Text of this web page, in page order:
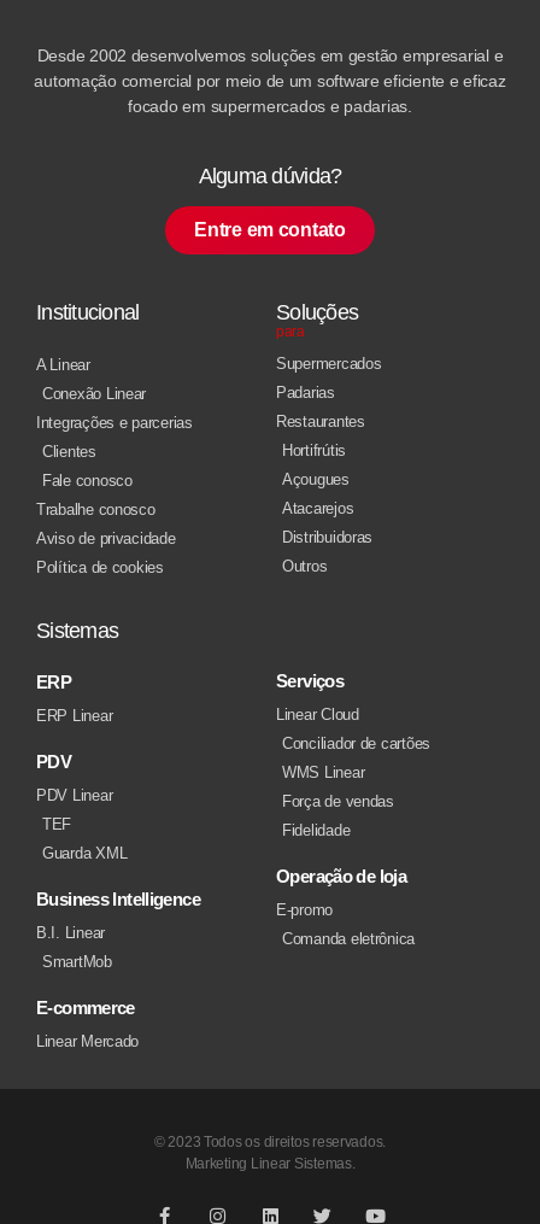
Desde 2002 desenvolvemos soluções em gestão empresarial e
automação comercial por meio de um software eficiente e eficaz
focado em supermercados e padarias.
Alguma dúvida?
Entre em contato
Institucional
A Linear
Conexão Linear
Integrações e parcerias
Clientes
Fale conosco
Trabalhe conosco
Aviso de privacidade
Política de cookies
Soluções
para
Supermercados
Padarias
Restaurantes
Hortifrútis
Açougues
Atacarejos
Distribuidoras
Outros
Sistemas
ERP
ERP Linear
PDV
PDV Linear
TEF
Guarda XML
Business Intelligence
B.I. Linear
SmartMob
E-commerce
Linear Mercado
Serviços
Linear Cloud
Conciliador de cartões
WMS Linear
Força de vendas
Fidelidade
Operação de loja
E-promo
Comanda eletrônica
© 2023 Todos os direitos reservados.
Marketing Linear Sistemas.